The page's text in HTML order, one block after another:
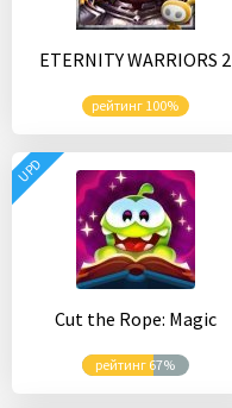
ETERNITY WARRIORS 2
рейтинг 100%
Cut the Rope: Magic
рейтинг 67%
UPD